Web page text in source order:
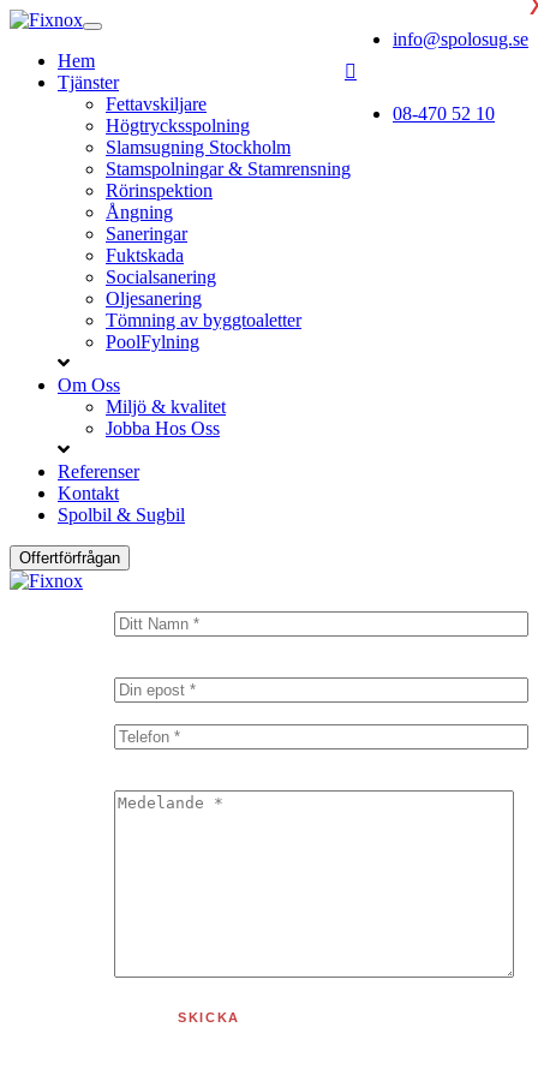
info@spolosug.se
08-470 52 10
Hem
Tjänster
Fettavskiljare
Högtrycksspolning
Slamsugning Stockholm
Stamspolningar & Stamrensning
Rörinspektion
Ångning
Saneringar
Fuktskada
Socialsanering
Oljesanering
Tömning av byggtoaletter
PoolFylning
Om Oss
Miljö & kvalitet
Jobba Hos Oss
Referenser
Kontakt
Spolbil & Sugbil
Offertförfrågan